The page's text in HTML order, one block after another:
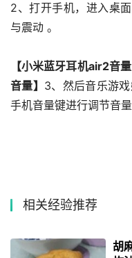
2、打开手机，进入桌
与震动 。
【小米蓝牙耳机air2音
音量】 3、然后音乐游
手机音量键进行调节音量
相关经验推荐
胡